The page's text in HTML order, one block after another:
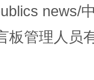
如何以
news/
板管理人员